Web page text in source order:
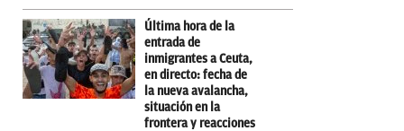
Última hora de la
entrada de
inmigrantes a Ceuta,
en directo: fecha de
la nueva avalancha,
situación en la
frontera y reacciones